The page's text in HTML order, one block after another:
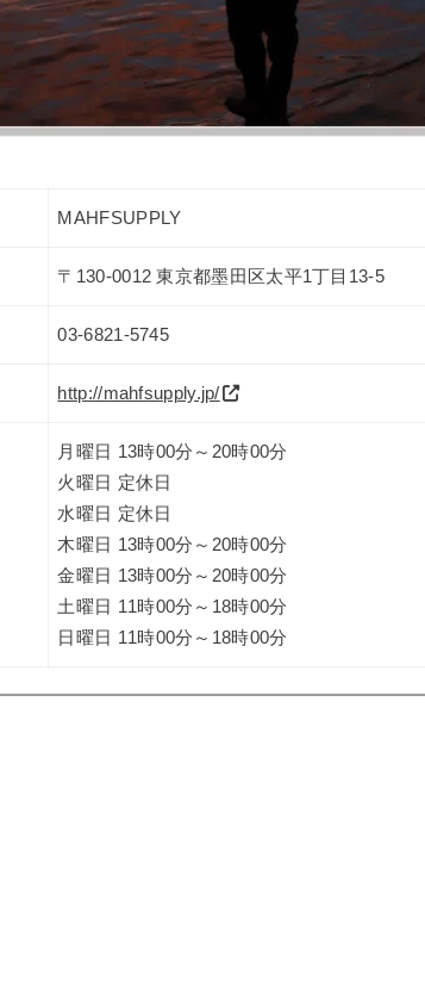
MAHFSUPPLY
〒130-0012 東京都墨田区太平1丁目13-5
03-6821-5745
http://mahfsupply.jp/
月曜日 13時00分～20時00分
火曜日 定休日
水曜日 定休日
木曜日 13時00分～20時00分
金曜日 13時00分～20時00分
土曜日 11時00分～18時00分
日曜日 11時00分～18時00分